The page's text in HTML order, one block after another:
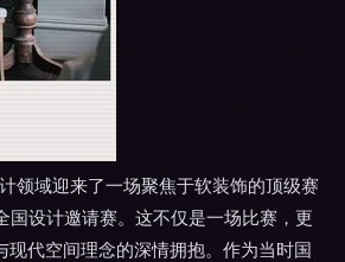
领域迎来了一场聚焦于软装饰的顶级赛
设计邀请赛。这不仅是一场比赛，更
现代空间理念的深情拥抱。作为当时国